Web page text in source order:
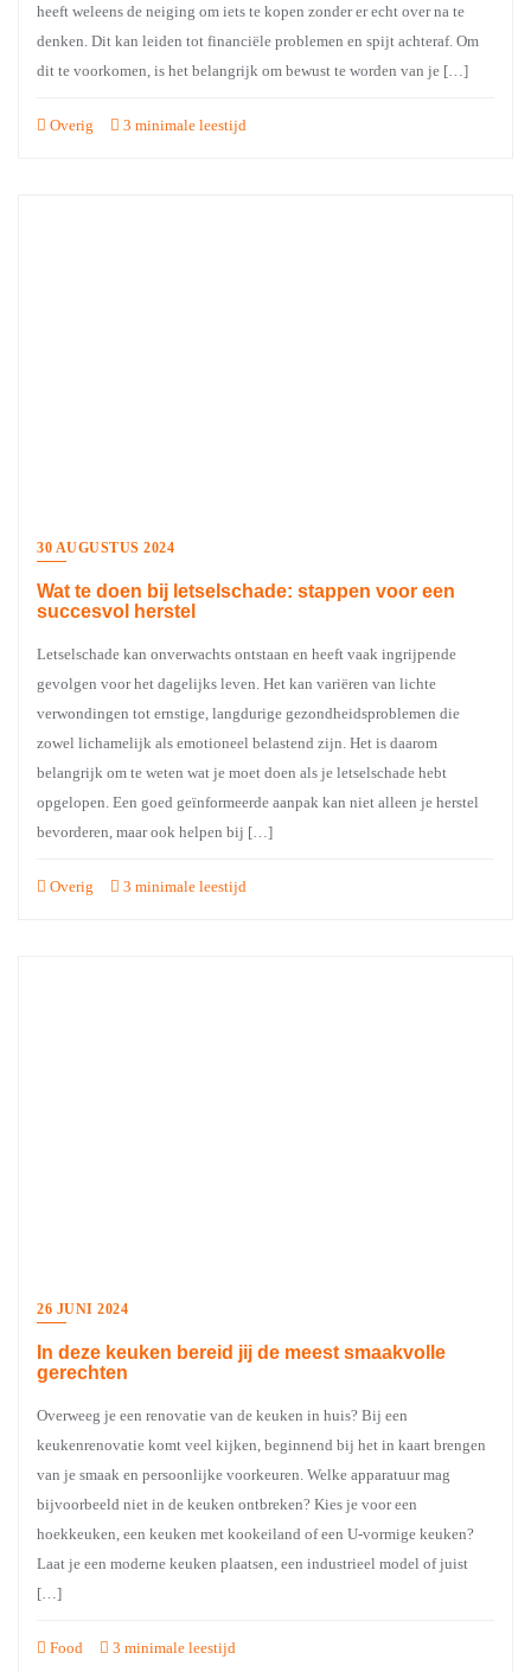
heeft weleens de neiging om iets te kopen zonder er echt over na te
denken. Dit kan leiden tot financiële problemen en spijt achteraf. Om
dit te voorkomen, is het belangrijk om bewust te worden van je […]
Overig 3 minimale leestijd
30 AUGUSTUS 2024
Wat te doen bij letselschade: stappen voor een
succesvol herstel
Letselschade kan onverwachts ontstaan en heeft vaak ingrijpende
gevolgen voor het dagelijks leven. Het kan variëren van lichte
verwondingen tot ernstige, langdurige gezondheidsproblemen die
zowel lichamelijk als emotioneel belastend zijn. Het is daarom
belangrijk om te weten wat je moet doen als je letselschade hebt
opgelopen. Een goed geïnformeerde aanpak kan niet alleen je herstel
bevorderen, maar ook helpen bij […]
Overig 3 minimale leestijd
26 JUNI 2024
In deze keuken bereid jij de meest smaakvolle
gerechten
Overweeg je een renovatie van de keuken in huis? Bij een
keukenrenovatie komt veel kijken, beginnend bij het in kaart brengen
van je smaak en persoonlijke voorkeuren. Welke apparatuur mag
bijvoorbeeld niet in de keuken ontbreken? Kies je voor een
hoekkeuken, een keuken met kookeiland of een U-vormige keuken?
Laat je een moderne keuken plaatsen, een industrieel model of juist
[…]
Food 3 minimale leestijd